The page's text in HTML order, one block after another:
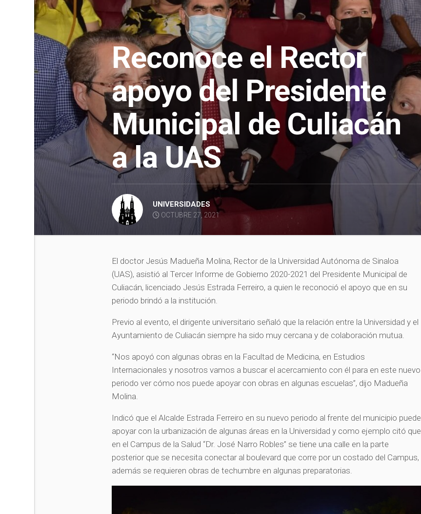
Reconoce el Rector
apoyo del Presidente
Municipal de Culiacán
a la UAS
UNIVERSIDADES
OCTUBRE 27, 2021
El doctor Jesús Madueña Molina, Rector de la Universidad Autónoma de Sinaloa
(UAS), asistió al Tercer Informe de Gobierno 2020-2021 del Presidente Municipal de
Culiacán, licenciado Jesús Estrada Ferreiro, a quien le reconoció el apoyo que en su
periodo brindó a la institución.
Previo al evento, el dirigente universitario señaló que la relación entre la Universidad y el
Ayuntamiento de Culiacán siempre ha sido muy cercana y de colaboración mutua.
“Nos apoyó con algunas obras en la Facultad de Medicina, en Estudios
Internacionales y nosotros vamos a buscar el acercamiento con él para en este nuevo
periodo ver cómo nos puede apoyar con obras en algunas escuelas”, dijo Madueña
Molina.
Indicó que el Alcalde Estrada Ferreiro en su nuevo periodo al frente del municipio puede
apoyar con la urbanización de algunas áreas en la Universidad y como ejemplo citó que
en el Campus de la Salud “Dr. José Narro Robles” se tiene una calle en la parte
posterior que se necesita conectar al boulevard que corre por un costado del Campus,
además se requieren obras de techumbre en algunas preparatorias.